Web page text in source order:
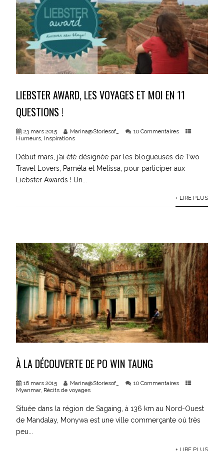
LIEBSTER AWARD, LES VOYAGES ET MOI EN 11
QUESTIONS !
23 mars 2015 Marina@Storiesof_
10 Commentaires
Humeurs, Inspirations
Début mars, j’ai été désignée par les blogueuses de Two
Travel Lovers, Paméla et Melissa, pour participer aux
Liebster Awards ! Un...
+ LIRE PLUS
À LA DÉCOUVERTE DE PO WIN TAUNG
16 mars 2015 Marina@Storiesof_
10 Commentaires
Myanmar, Récits de voyages
Située dans la région de Sagaing, à 136 km au Nord-Ouest
de Mandalay, Monywa est une ville commerçante où très
peu...
+ LIRE PLUS